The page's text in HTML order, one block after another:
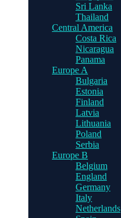
Sri Lanka
Thailand
Central America
Costa Rica
Nicaragua
Panama
Europe A
Bulgaria
Estonia
Finland
Latvia
Lithuania
Poland
Serbia
Europe B
Belgium
England
Germany
Italy
Netherlands